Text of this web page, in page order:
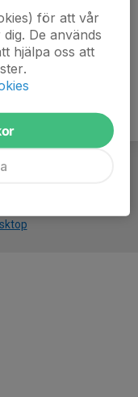
för att vår
De används
hjälpa oss att